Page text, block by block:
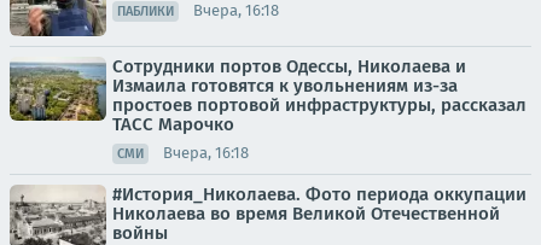
ПАБЛИКИ Вчера, 16:18
Сотрудники портов Одессы, Николаева и
Измаила готовятся к увольнениям из-за
простоев портовой инфраструктуры, рассказал
ТАСС Марочко
СМИ Вчера, 16:18
#История_Николаева. Фото периода оккупации
Николаева во время Великой Отечественной
войны